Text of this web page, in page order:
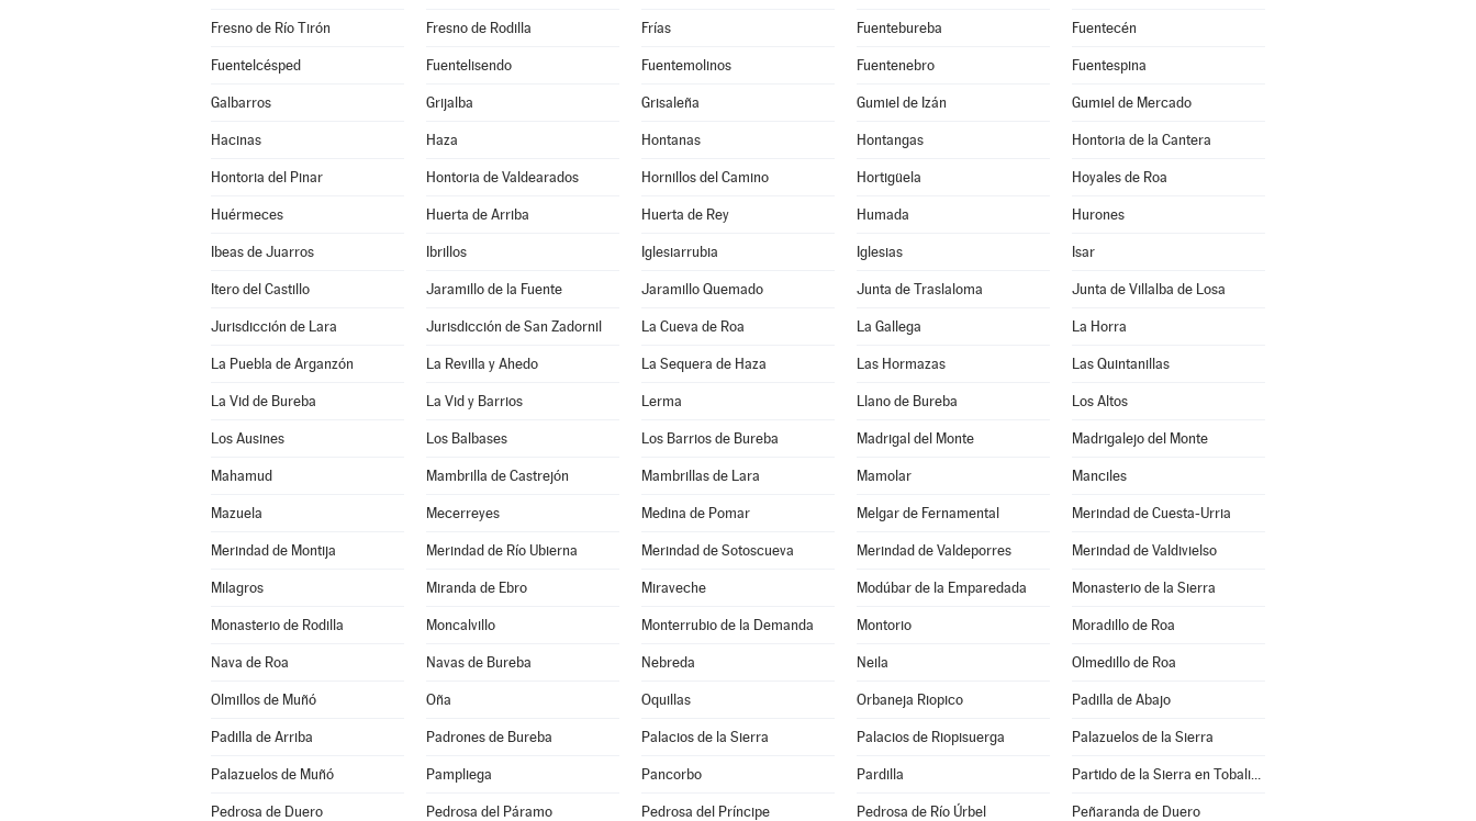
Fresno de Río Tirón Fresno de Rodilla Frías Fuentebureba Fuentecén
Fuentelcésped Fuentelisendo Fuentemolinos Fuentenebro Fuentespina
Galbarros Grijalba Grisaleña Gumiel de Izán Gumiel de Mercado
Hacinas Haza Hontanas Hontangas Hontoria de la Cantera
Hontoria del Pinar Hontoria de Valdearados Hornillos del Camino Hortigüela Hoyales de Roa
Huérmeces Huerta de Arriba Huerta de Rey Humada Hurones
Ibeas de Juarros Ibrillos Iglesiarrubia Iglesias Isar
Itero del Castillo Jaramillo de la Fuente Jaramillo Quemado Junta de Traslaloma Junta de Villalba de Losa
Jurisdicción de Lara Jurisdicción de San Zadornil La Cueva de Roa La Gallega La Horra
La Puebla de Arganzón La Revilla y Ahedo La Sequera de Haza Las Hormazas Las Quintanillas
La Vid de Bureba La Vid y Barrios Lerma Llano de Bureba Los Altos
Los Ausines Los Balbases Los Barrios de Bureba Madrigal del Monte Madrigalejo del Monte
Mahamud Mambrilla de Castrejón Mambrillas de Lara Mamolar Manciles
Mazuela Mecerreyes Medina de Pomar Melgar de Fernamental Merindad de Cuesta-Urria
Merindad de Montija Merindad de Río Ubierna Merindad de Sotoscueva Merindad de Valdeporres Merindad de Valdivielso
Milagros Miranda de Ebro Miraveche Modúbar de la Emparedada Monasterio de la Sierra
Monasterio de Rodilla Moncalvillo Monterrubio de la Demanda Montorio Moradillo de Roa
Nava de Roa Navas de Bureba Nebreda Neila Olmedillo de Roa
Olmillos de Muñó Oña Oquillas Orbaneja Riopico Padilla de Abajo
Padilla de Arriba Padrones de Bureba Palacios de la Sierra Palacios de Riopisuerga Palazuelos de la Sierra
Palazuelos de Muñó Pampliega Pancorbo Pardilla Partido de la Sierra en Tobalina
Pedrosa de Duero Pedrosa del Páramo Pedrosa del Príncipe Pedrosa de Río Úrbel Peñaranda de Duero